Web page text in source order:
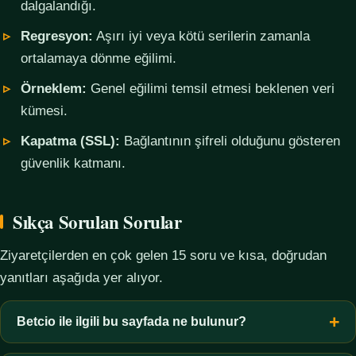
dalgalandığı.
Regresyon: Aşırı iyi veya kötü serilerin zamanla
ortalamaya dönme eğilimi.
Örneklem: Genel eğilimi temsil etmesi beklenen veri
kümesi.
Kapatma (SSL): Bağlantının şifreli olduğunu gösteren
güvenlik katmanı.
Sıkça Sorulan Sorular
Ziyaretçilerden en çok gelen 15 soru ve kısa, doğrudan
yanıtları aşağıda yer alıyor.
Betcio ile ilgili bu sayfada ne bulunur?
Bu sayfada yalnızca kavramsal bilgi, terim açıklamaları, veri